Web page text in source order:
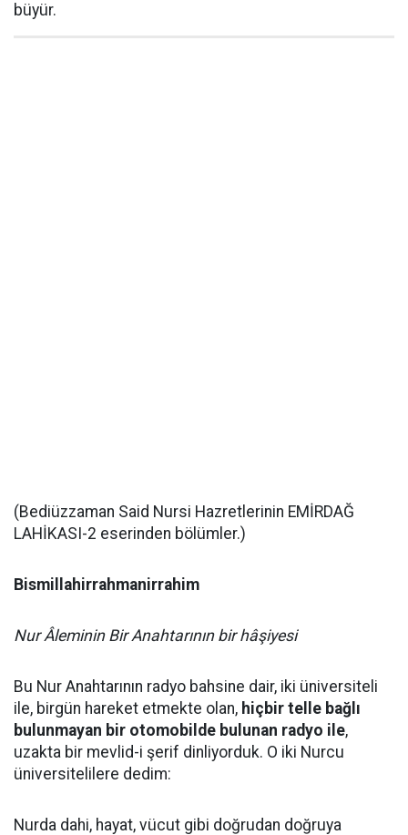
büyür.
(Bediüzzaman Said Nursi Hazretlerinin EMİRDAĞ
LAHİKASI-2 eserinden bölümler.)
Bismillahirrahmanirrahim
Nur Âleminin Bir Anahtarının bir hâşiyesi
Bu Nur Anahtarının radyo bahsine dair, iki üniversiteli
ile, birgün hareket etmekte olan, hiçbir telle bağlı
bulunmayan bir otomobilde bulunan radyo ile,
uzakta bir mevlid-i şerif dinliyorduk. O iki Nurcu
üniversitelilere dedim:
Nurda dahi, hayat, vücut gibi doğrudan doğruya